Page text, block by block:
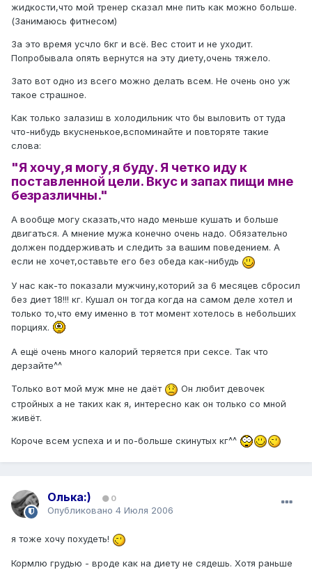
жидкости,что мой тренер сказал мне пить как можно больше.
(Занимаюсь фитнесом)
За это время усчло 6кг и всё. Вес стоит и не уходит.
Попробывала опять вернутся на эту диету,очень тяжело.
Зато вот одно из всего можно делать всем. Не очень оно уж
такое страшное.
Как только залазиш в холодильник что бы выловить от туда
что-нибудь вкусненькое,вспоминайте и повторяте такие
слова:
"Я хочу,я могу,я буду. Я четко иду к
поставленной цели. Вкус и запах пищи мне
безразличны."
А вообще могу сказать,что надо меньше кушать и больше
двигаться. А мнение мужа конечно очень надо. Обязательно
должен поддерживать и следить за вашим поведением. А
если не хочет,оставьте его без обеда как-нибудь
У нас как-то показали мужчину,которий за 6 месяцев сбросил
без диет 18!!! кг. Кушал он тогда когда на самом деле хотел и
только то,что ему именно в тот момент хотелось в небольших
порциях.
А ещё очень много калорий теряется при сексе. Так что
дерзайте^^
Только вот мой муж мне не даёт
Он любит девочек
стройных а не таких как я, интересно как он только со мной
живёт.
Короче всем успеха и и по-больше скинутых кг^^
Олька:) 0
Опубликовано 4 Июля 2006
я тоже хочу похудеть!
Кормлю грудью - вроде как на диету не сядешь. Хотя раньше